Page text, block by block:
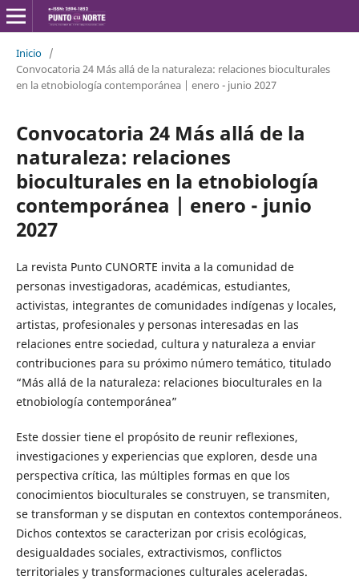
Inicio /
Convocatoria 24 Más allá de la naturaleza: relaciones bioculturales
en la etnobiología contemporánea | enero - junio 2027
Convocatoria 24 Más allá de la
naturaleza: relaciones
bioculturales en la etnobiología
contemporánea | enero - junio
2027
La revista Punto CUNORTE invita a la comunidad de
personas investigadoras, académicas, estudiantes,
activistas, integrantes de comunidades indígenas y locales,
artistas, profesionales y personas interesadas en las
relaciones entre sociedad, cultura y naturaleza a enviar
contribuciones para su próximo número temático, titulado
“Más allá de la naturaleza: relaciones bioculturales en la
etnobiología contemporánea”
Este dossier tiene el propósito de reunir reflexiones,
investigaciones y experiencias que exploren, desde una
perspectiva crítica, las múltiples formas en que los
conocimientos bioculturales se construyen, se transmiten,
se transforman y se disputan en contextos contemporáneos.
Dichos contextos se caracterizan por crisis ecológicas,
desigualdades sociales, extractivismos, conflictos
territoriales y transformaciones culturales aceleradas.